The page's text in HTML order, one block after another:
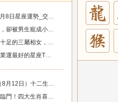
9日-12月15日】
座運勢_交易_管理_合作
主的四大星座女，無憂無慮沒煩惱_女生_魅力_所在
異性的歡迎，人生處處招桃花！_女性_魅力_機遇
星座TOP4_獅子座_木星_天蠍座
二生肖最棒運勢播報_龍的_財富_方面
紮堆來襲，下半年一路順風順水到底_避雷_要點_合作
雞 狗